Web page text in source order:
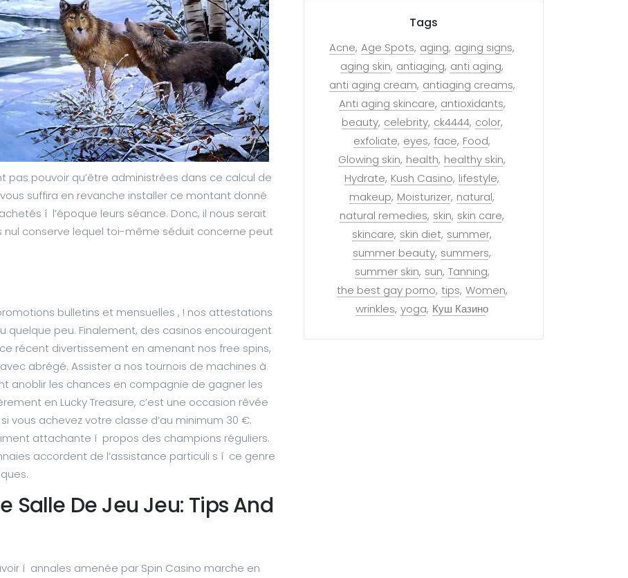
pas pouvoir qu’être administrées dans ce calcul de
suffira en revanche installer ce montant donné
í l’époque leurs séance. Donc, il nous serait
conserve lequel toi-même séduit concerne peut
bulletins et mensuelles , ! nos attestations
quelque peu. Finalement, des casinos encouragent
récent divertissement en amenant nos free spins,
abrégé. Assister a nos tournois de machines à
anoblir les chances en compagnie de gagner les
en Lucky Treasure, c’est une occasion rêvée
vous achevez votre classe d’au minimum 30 €.
attachante í propos des champions réguliers.
accordent de l’assistance particuli s í ce genre
Salle De Jeu Jeu: Tips And
í annales amenée par Spin Casino marche en
Tags
Acne Age Spots aging aging signs
aging skin antiaging anti aging
anti aging cream antiaging creams
Anti aging skincare antioxidants
beauty celebrity ck4444 color
exfoliate eyes face Food
Glowing skin health healthy skin
Hydrate Kush Casino lifestyle
makeup Moisturizer natural
natural remedies skin skin care
skincare skin diet summer
summer beauty summers
summer skin sun Tanning
the best gay porno tips Women
wrinkles yoga Куш Казино